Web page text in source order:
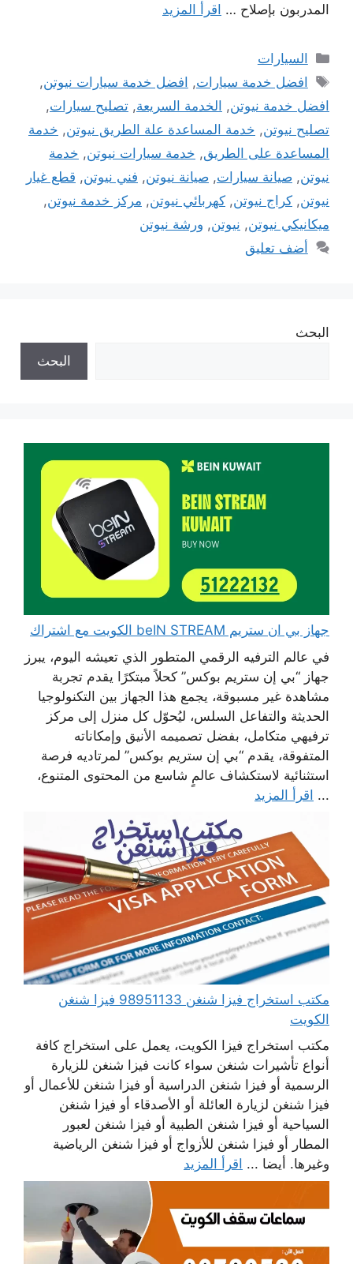
المدربون بإصلاح … اقرأ المزيد
التصنيفات
السيارات
الوسوم
افضل خدمة سيارات, افضل خدمة سيارات نيوتن,
افضل خدمة نيوتن, الخدمة السريعة, تصليح سيارات,
تصليح نيوتن, خدمة المساعدة علة الطريق نيوتن, خدمة
المساعدة على الطريق, خدمة سيارات نيوتن, خدمة
نيوتن, صيانة سيارات, صيانة نيوتن, فني نيوتن, قطع غيار
نيوتن, كراج نيوتن, كهربائي نيوتن, مركز خدمة نيوتن,
ميكانيكي نيوتن, نيوتن, ورشة نيوتن
أضف تعليق
البحث
البحث
جهاز بي ان ستريم beIN STREAM الكويت مع اشتراك
في عالم الترفيه الرقمي المتطور الذي تعيشه اليوم، يبرز
جهاز “بي إن ستريم بوكس” كحلاً مبتكرًا يقدم تجربة
مشاهدة غير مسبوقة، يجمع هذا الجهاز بين التكنولوجيا
الحديثة والتفاعل السلس، ليُحوّل كل منزل إلى مركز
ترفيهي متكامل، بفضل تصميمه الأنيق وإمكاناته
المتفوقة، يقدم “بي إن ستريم بوكس” لمرتاديه فرصة
استثنائية لاستكشاف عالمٍ شاسع من المحتوى المتنوع،
... اقرأ المزيد
مكتب استخراج فيزا شنغن 98951133 فيزا شنغن
الكويت
مكتب استخراج فيزا الكويت، يعمل على استخراج كافة
أنواع تأشيرات شنغن سواء كانت فيزا شنغن للزيارة
الرسمية أو فيزا شنغن الدراسية أو فيزا شنغن للأعمال أو
فيزا شنغن لزيارة العائلة أو الأصدقاء أو فيزا شنغن
السياحية أو فيزا شنغن الطبية أو فيزا شنغن لعبور
المطار أو فيزا شنغن للأزواج أو فيزا شنغن الرياضية
وغيرها. أيضا ... اقرأ المزيد